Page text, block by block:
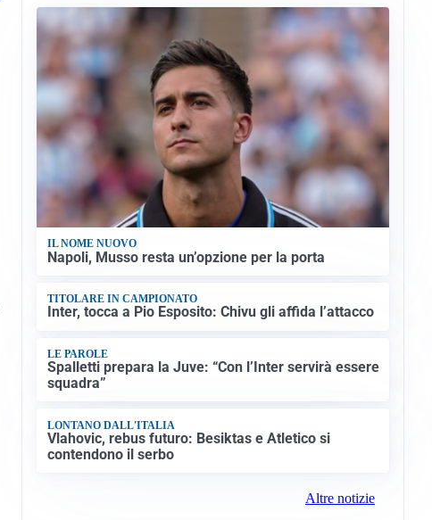
IL NOME NUOVO
Napoli, Musso resta un’opzione per la porta
TITOLARE IN CAMPIONATO
Inter, tocca a Pio Esposito: Chivu gli affida l’attacco
LE PAROLE
Spalletti prepara la Juve: “Con l’Inter servirà essere
squadra”
LONTANO DALL'ITALIA
Vlahovic, rebus futuro: Besiktas e Atletico si
contendono il serbo
Altre notizie